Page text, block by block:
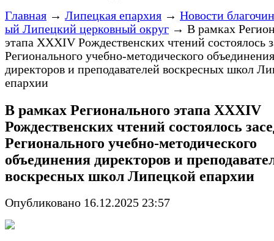
Главная → Липецкая епархия → Новости
ый Липецкий церковный округ → В рамках
этапа ХХXIV Рождественских чтений состоялось
Регионального учебно-методического объединения
директоров и преподавателей воскресных школ
епархии
В рамках Регионального этапа ХХXIV
Рождественских чтений состоялось
Регионального учебно-методического
объединения директоров и
воскресных школ Липецкой епархии
Опубликовано 16.12.2025 23:57